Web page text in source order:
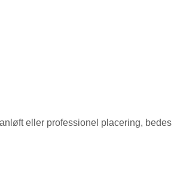
eller professionel placering,